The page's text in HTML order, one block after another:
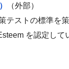
（外部）
テストの標準を
を認定して